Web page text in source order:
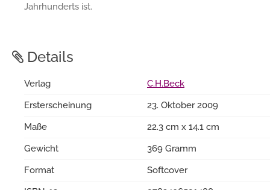
Jahrhunderts ist.
Details
Verlag
C.H.Beck
Ersterscheinung
23. Oktober 2009
Maße
22.3 cm x 14.1 cm
Gewicht
369 Gramm
Format
Softcover